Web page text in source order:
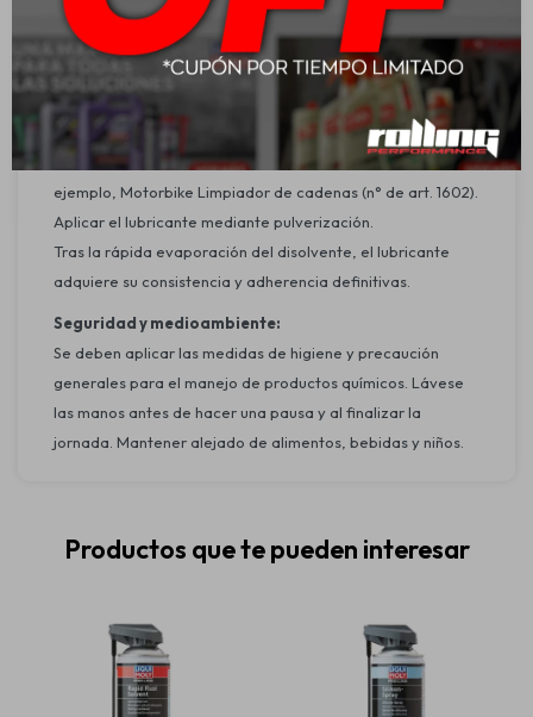
Aplicación:
Para cadenas de motocicletas rápidas sometidas a altas
cargas, con o sin sellado de juntas tóricas.
Modo de uso:
Limpiar las cadenas a fondo con un disolvente como, por
ejemplo, Motorbike Limpiador de cadenas (n° de art. 1602).
Aplicar el lubricante mediante pulverización.
Tras la rápida evaporación del disolvente, el lubricante
adquiere su consistencia y adherencia definitivas.
Seguridad y medioambiente:
Se deben aplicar las medidas de higiene y precaución
generales para el manejo de productos químicos. Lávese
las manos antes de hacer una pausa y al finalizar la
jornada. Mantener alejado de alimentos, bebidas y niños.
Productos que te pueden interesar